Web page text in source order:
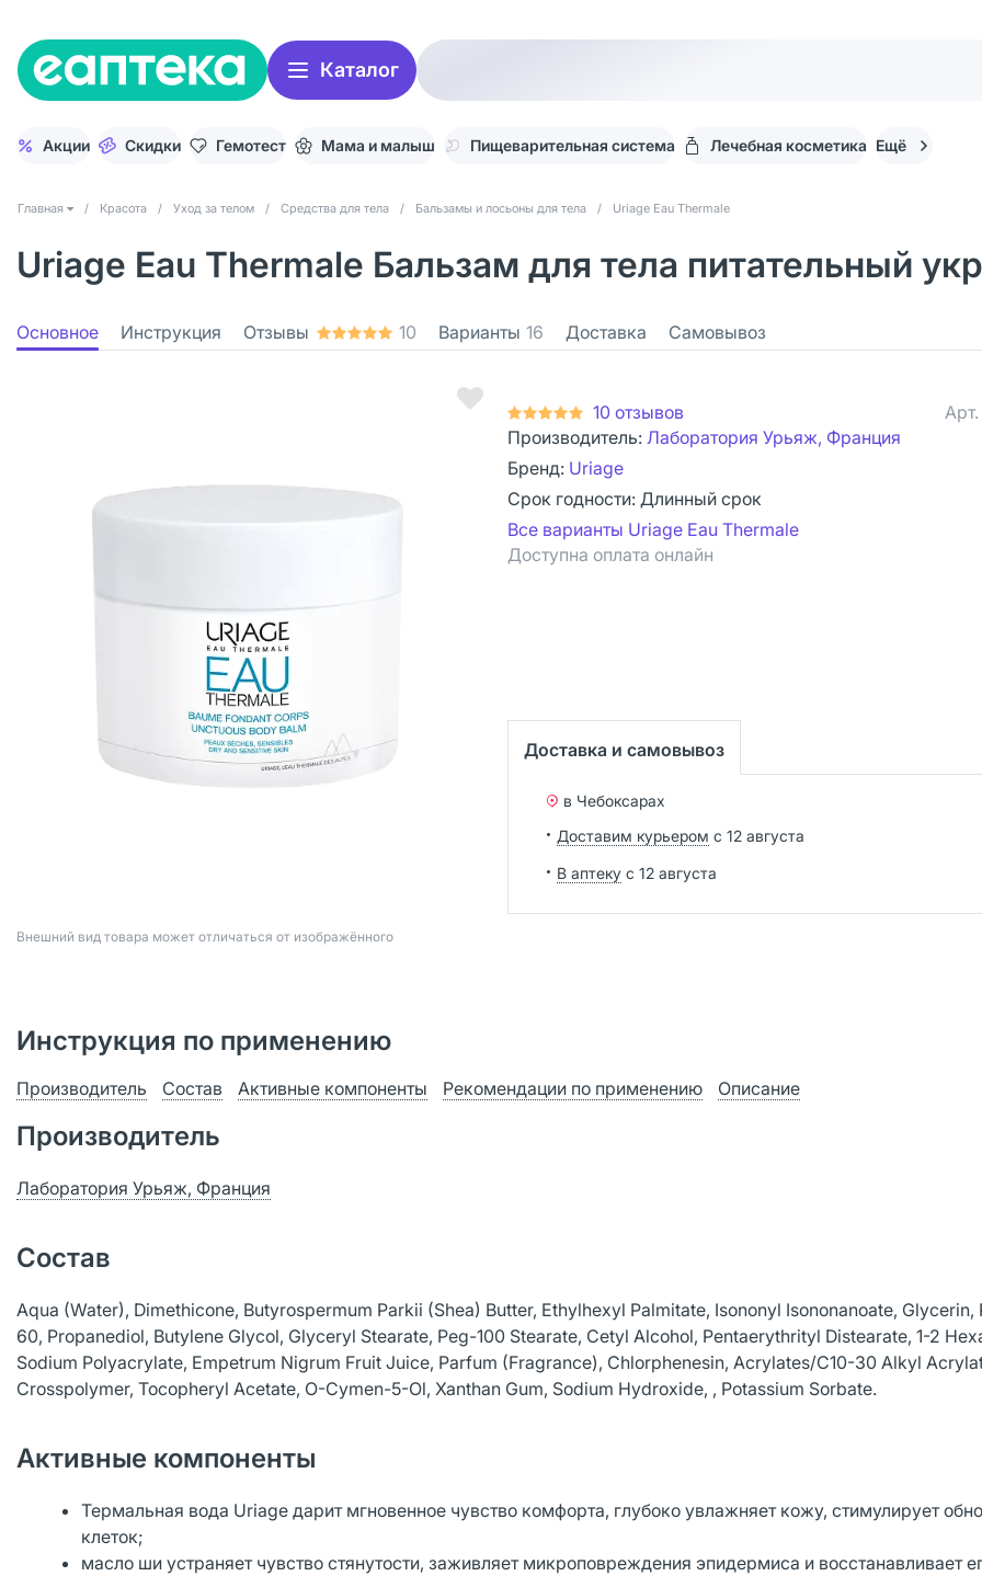
Каталог
Акции Скидки Гемотест Мама и малыш Пищеварительная система Лечебная косметика Ещё
Главная / Красота / Уход за телом / Средства для тела / Бальзамы и лосьоны для тела / Uriage Eau Thermale
Uriage Eau Thermale Бальзам для тела питательный
Основное Инструкция Отзывы 10 Варианты 16 Доставка Самовывоз
Bнешний вид товара может отличаться от изображённого
10 отзывов Арт.
Производитель: Лаборатория Урьяж, Франция
Бренд: Uriage
Срок годности: Длинный срок
Все варианты Uriage Eau Thermale
Доступна оплата онлайн
Доставка и самовывоз
в Чебоксарах
Доставим курьером с 12 августа
В аптеку с 12 августа
Инструкция по применению
Производитель Состав Активные компоненты Рекомендации по применению Описание
Производитель
Лаборатория Урьяж, Франция
Состав
Aqua (Water), Dimethicone, Butyrospermum Parkii (Shea) Butter, Ethylhexyl Palmitate, Isononyl Isononanoate, Glycerin,
60, Propanediol, Butylene Glycol, Glyceryl Stearate, Peg-100 Stearate, Cetyl Alcohol, Pentaerythrityl Distearate, 1-2
Sodium Polyacrylate, Empetrum Nigrum Fruit Juice, Parfum (Fragrance), Chlorphenesin, Acrylates/C10-30 Alkyl
Crosspolymer, Tocopheryl Acetate, O-Cymen-5-Ol, Xanthan Gum, Sodium Hydroxide, , Potassium Sorbate.
Активные компоненты
Термальная вода Uriage дарит мгновенное чувство комфорта, глубоко увлажняет кожу, стимулирует
клеток;
масло ши устраняет чувство стянутости, заживляет микроповреждения эпидермиса и восстанавливает